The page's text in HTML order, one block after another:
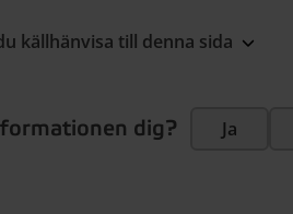
källhänvisa till denna sida
dig? Ja